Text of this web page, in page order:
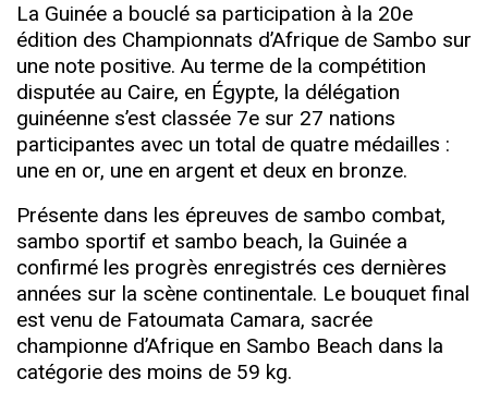
La Guinée a bouclé sa participation à la 20e
édition des Championnats d’Afrique de Sambo sur
une note positive. Au terme de la compétition
disputée au Caire, en Égypte, la délégation
guinéenne s’est classée 7e sur 27 nations
participantes avec un total de quatre médailles :
une en or, une en argent et deux en bronze.
Présente dans les épreuves de sambo combat,
sambo sportif et sambo beach, la Guinée a
confirmé les progrès enregistrés ces dernières
années sur la scène continentale. Le bouquet final
est venu de Fatoumata Camara, sacrée
championne d’Afrique en Sambo Beach dans la
catégorie des moins de 59 kg.